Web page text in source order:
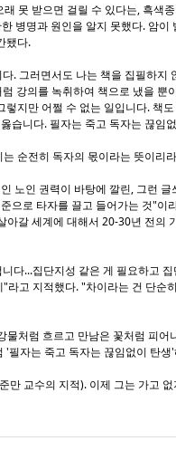
못 받으면 걸릴 수 있다는, 흑색
병명과 원인을 알지 못했다. 암
됐다.
. 그러면서도 나는 책을 집필하지
강의를 녹취하여 책으로 냈을
지만 어쩔 수 없는 일입니다. 책
습니다. 필자는 죽고 독자는 끊임
순전히 독자의 몫이라는 뜻이리
노인 권력이 바탕에 깔린, 그런
으로 타자를 끌고 들어가는 것"
갈 세계에 대해서 20-30년 전의
다...집단지성 같은 게 필요하고
고 지적했다. "차이라는 건 단순
처럼 흐르고 만남은 꽃처럼 피
필자는 죽고 독자는 끊임없이 탄
교수의 지적). 이제 그는 가고